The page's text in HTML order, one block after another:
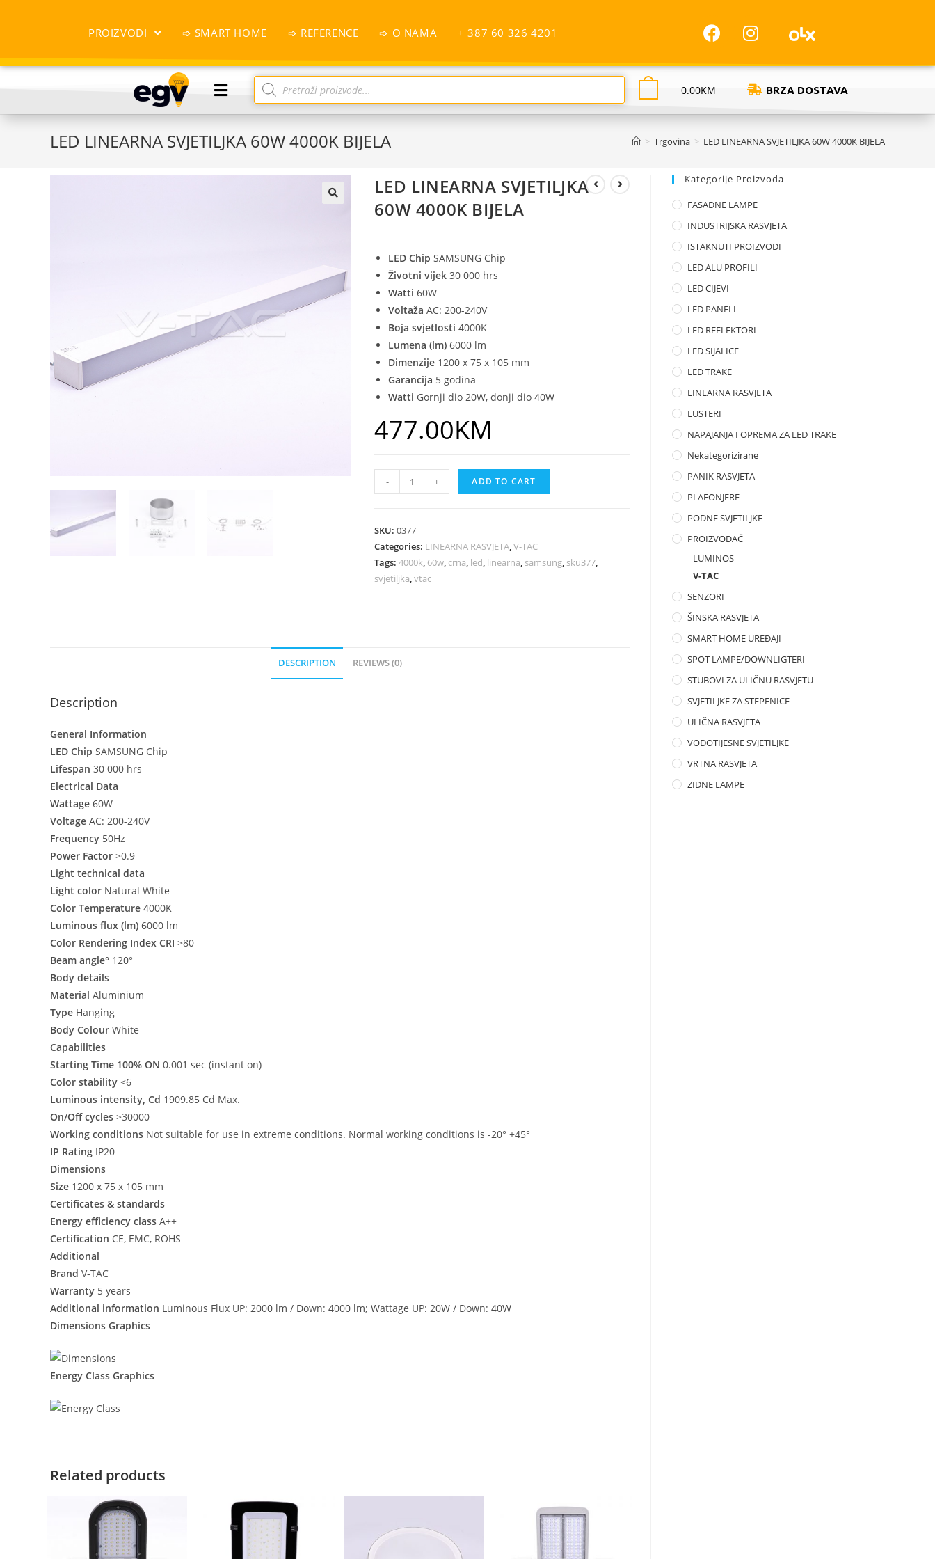
PROIZVODI ➩ SMART HOME ➩ REFERENCE ➩ O NAMA + 387 60 326 4201
0.00KM BRZA DOSTAVA
LED LINEARNA SVJETILJKA 60W 4000K BIJELA > Trgovina > LED LINEARNA SVJETILJKA 60W 4000K BIJELA
LED LINEARNA SVJETILJKA
60W 4000K BIJELA
LED ChipSAMSUNG Chip
Životni vijek30 000 hrs
Watti60W
VoltažaAC: 200-240V
Boja svjetlosti4000K
Lumena (lm)6000 lm
Dimenzije 1200 x 75 x 105 mm
Garancija 5 godina
Watti Gornji dio 20W, donji dio 40W
477.00KM
- + ADD TO CART
SKU:0377
Categories: LINEARNA RASVJETA,V-TAC
Tags:4000k, 60w, crna, led, linearna, samsung, sku377,
svjetiljka,vtac
DESCRIPTION REVIEWS (0)
Description
General Information
LED Chip SAMSUNG Chip
Lifespan 30 000 hrs
Electrical Data
Wattage 60W
Voltage AC: 200-240V
Frequency 50Hz
Power Factor >0.9
Light technical data
Light color Natural White
Color Temperature 4000K
Luminous flux (lm) 6000 lm
Color Rendering Index CRI >80
Beam angle° 120°
Body details
Material Aluminium
Type Hanging
Body Colour White
Capabilities
Starting Time 100% ON 0.001 sec (instant on)
Color stability <6
Luminous intensity, Cd 1909.85 Cd Max.
On/Off cycles >30000
Working conditions Not suitable for use in extreme conditions. Normal working conditions is -20° +45°
IP Rating IP20
Dimensions
Size 1200 x 75 x 105 mm
Certificates & standards
Energy efficiency class A++
Certification CE, EMC, ROHS
Additional
Brand V-TAC
Warranty 5 years
Additional information Luminous Flux UP: 2000 lm / Down: 4000 lm; Wattage UP: 20W / Down: 40W
Dimensions Graphics
Energy Class Graphics
Related products
Kategorije Proizvoda
FASADNE LAMPE
INDUSTRIJSKA RASVJETA
ISTAKNUTI PROIZVODI
LED ALU PROFILI
LED CIJEVI
LED PANELI
LED REFLEKTORI
LED SIJALICE
LED TRAKE
LINEARNA RASVJETA
LUSTERI
NAPAJANJA I OPREMA ZA LED TRAKE
Nekategorizirane
PANIK RASVJETA
PLAFONJERE
PODNE SVJETILJKE
PROIZVOĐAČ
LUMINOS
V-TAC
SENZORI
ŠINSKA RASVJETA
SMART HOME UREĐAJI
SPOT LAMPE/DOWNLIGTERI
STUBOVI ZA ULIČNU RASVJETU
SVJETILJKE ZA STEPENICE
ULIČNA RASVJETA
VODOTIJESNE SVJETILJKE
VRTNA RASVJETA
ZIDNE LAMPE